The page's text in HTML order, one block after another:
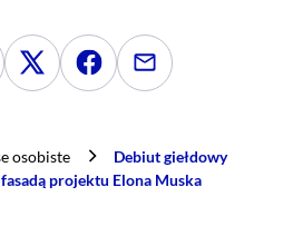
na LinkedIn
Udostępnij na Twitterze
Udostępnij na
Udostępnij
osobiste
Debiut giełdowy
projektu Elona Muska